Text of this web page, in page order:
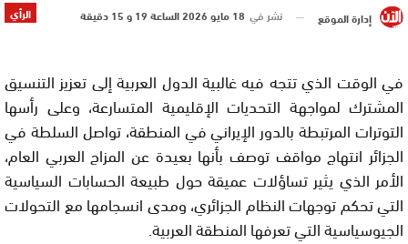
الرأي إدارة الموقع نشر في 18 مايو 2026 الساعة 19 و 15 دقيقة
في الوقت الذي تتجه فيه غالبية الدول العربية إلى تعزيز التنسيق
المشترك لمواجهة التحديات الإقليمية المتسارعة، وعلى رأسها
التوترات المرتبطة بالدور الإيراني في المنطقة، تواصل السلطة في
الجزائر انتهاج مواقف توصف بأنها بعيدة عن المزاج العربي العام،
الأمر الذي يثير تساؤلات عميقة حول طبيعة الحسابات السياسية
التي تحكم توجهات النظام الجزائري، ومدى انسجامها مع التحولات
الجيوسياسية التي تعرفها المنطقة العربية.